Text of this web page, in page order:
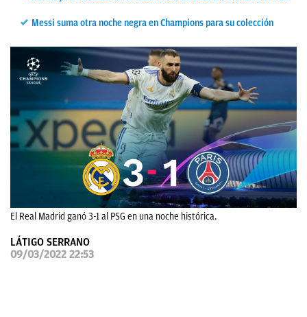
PAPARAZZI
Messi suma otra noche negra en Champions para su colección
El Real Madrid ganó 3-1 al PSG en una noche histórica.
LÁTIGO SERRANO
09/03/2022 22:53